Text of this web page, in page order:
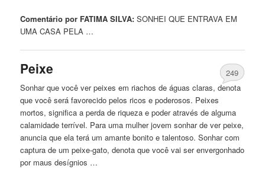
Comentário por FATIMA SILVA: SONHEI QUE ENTRAVA EM
UMA CASA PELA …
Peixe
249
Sonhar que você ver peixes em riachos de águas claras, denota
que você será favorecido pelos ricos e poderosos. Peixes
mortos, significa a perda de riqueza e poder através de alguma
calamidade terrível. Para uma mulher jovem sonhar de ver peixe,
anuncia que ela terá um amante bonito e talentoso. Sonhar com
captura de um peixe-gato, denota que você vai ser envergonhado
por maus desígnios …